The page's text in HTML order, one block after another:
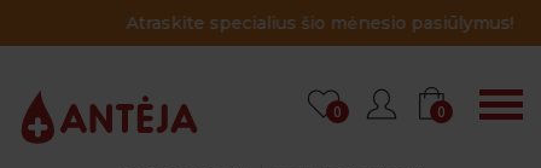
Atraskite specialius šio mėnesio pasiūlymus!
0 0